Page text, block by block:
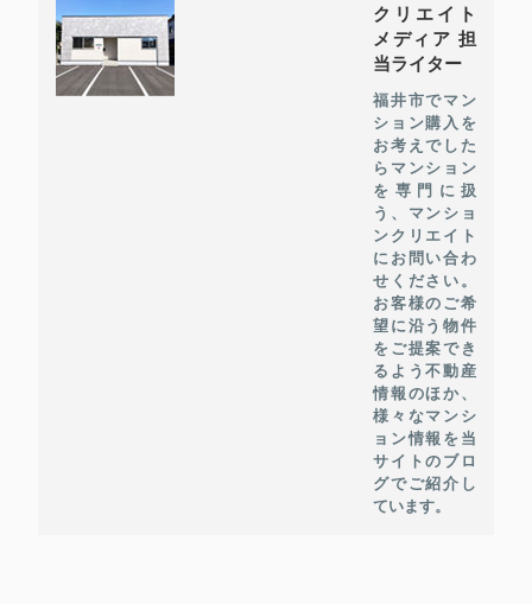
クリエイト
メディア 担
当ライター
福井市でマン
ション購入を
お考えでした
らマンション
を専門に扱
う、マンショ
ンクリエイト
にお問い合わ
せください。
お客様のご希
望に沿う物件
をご提案でき
るよう不動産
情報のほか、
様々なマンシ
ョン情報を当
サイトのブロ
グでご紹介し
ています。